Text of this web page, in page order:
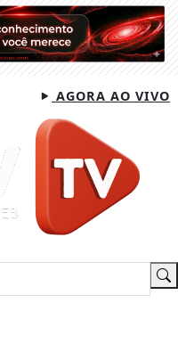
AGORA AO VIVO